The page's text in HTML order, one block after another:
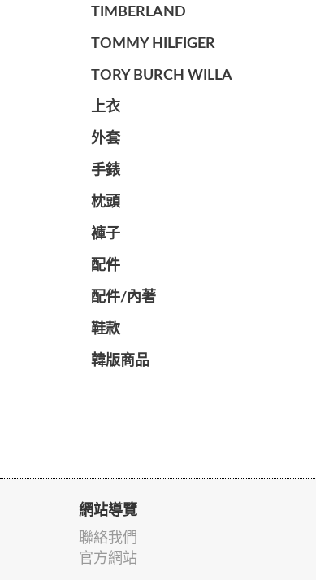
TIMBERLAND
TOMMY HILFIGER
TORY BURCH WILLA
上衣
外套
手錶
枕頭
褲子
配件
配件/內著
鞋款
韓版商品
網站導覽
聯絡我們
官方網站